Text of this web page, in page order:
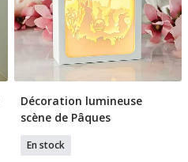
Ajouter Au Panier
Décoration lumineuse
scène de Pâques
En stock